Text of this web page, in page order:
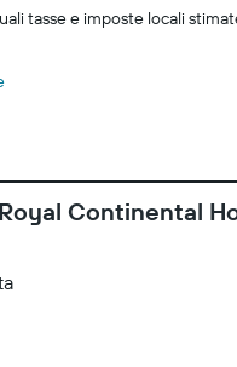
tasse e imposte locali
Continental